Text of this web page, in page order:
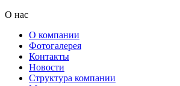
О нас
О компании
Фотогалерея
Контакты
Новости
Структура компании